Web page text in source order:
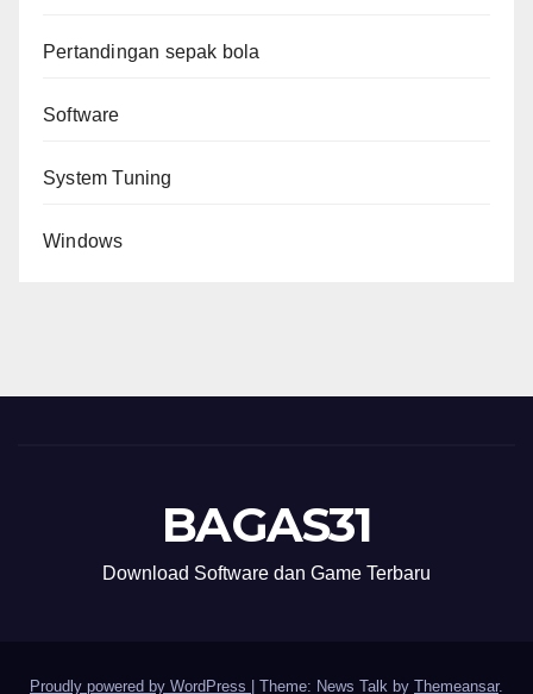
Pertandingan sepak bola
Software
System Tuning
Windows
BAGAS31
Download Software dan Game Terbaru
Proudly powered by WordPress Theme: News Talk by Themeansar.